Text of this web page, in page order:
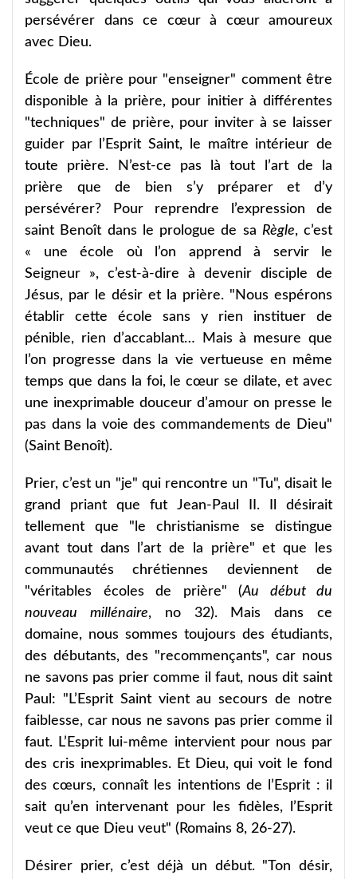
persévérer dans ce cœur à cœur amoureux
avec Dieu.
École de prière pour "enseigner" comment être
disponible à la prière, pour initier à différentes
"techniques" de prière, pour inviter à se laisser
guider par l’Esprit Saint, le maître intérieur de
toute prière. N’est-ce pas là tout l’art de la
prière que de bien s’y préparer et d’y
persévérer? Pour reprendre l’expression de
saint Benoît dans le prologue de sa Règle, c’est
« une école où l’on apprend à servir le
Seigneur », c’est-à-dire à devenir disciple de
Jésus, par le désir et la prière. "Nous espérons
établir cette école sans y rien instituer de
pénible, rien d’accablant… Mais à mesure que
l’on progresse dans la vie vertueuse en même
temps que dans la foi, le cœur se dilate, et avec
une inexprimable douceur d’amour on presse le
pas dans la voie des commandements de Dieu"
(Saint Benoît).
Prier, c’est un "je" qui rencontre un "Tu", disait le
grand priant que fut Jean-Paul II. Il désirait
tellement que "le christianisme se distingue
avant tout dans l’art de la prière" et que les
communautés chrétiennes deviennent de
"véritables écoles de prière" (Au début du
nouveau millénaire, no 32). Mais dans ce
domaine, nous sommes toujours des étudiants,
des débutants, des "recommençants", car nous
ne savons pas prier comme il faut, nous dit saint
Paul: "L’Esprit Saint vient au secours de notre
faiblesse, car nous ne savons pas prier comme il
faut. L’Esprit lui-même intervient pour nous par
des cris inexprimables. Et Dieu, qui voit le fond
des cœurs, connaît les intentions de l’Esprit : il
sait qu’en intervenant pour les fidèles, l’Esprit
veut ce que Dieu veut" (Romains 8, 26-27).
Désirer prier, c’est déjà un début. "Ton désir,